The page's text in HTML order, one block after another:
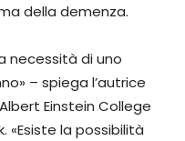
della demenza.
necessità di uno
– spiega l’autrice
Einstein College
«Esiste la possibilità